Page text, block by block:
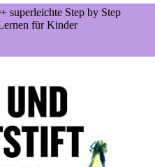
superleichte Step by Step
für Kinder